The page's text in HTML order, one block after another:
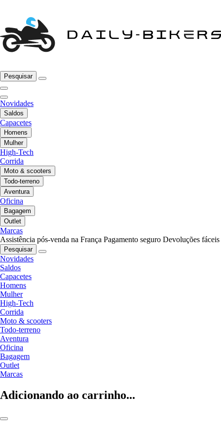
Pesquisar
Novidades
Saldos
Capacetes
Homens
Mulher
High-Tech
Corrida
Moto & scooters
Todo-terreno
Aventura
Oficina
Bagagem
Outlet
Marcas
Assistência pós-venda na França Pagamento seguro Devoluções fáceis
Pesquisar
Novidades
Saldos
Capacetes
Homens
Mulher
High-Tech
Corrida
Moto & scooters
Todo-terreno
Aventura
Oficina
Bagagem
Outlet
Marcas
Adicionando ao carrinho...